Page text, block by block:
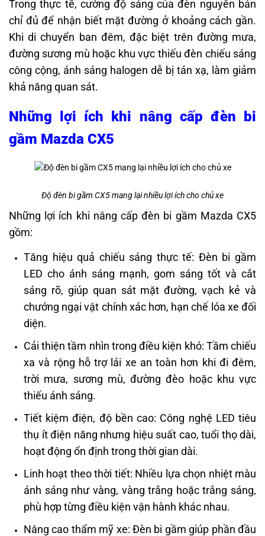
Trong thực tế, cường độ sáng của đèn nguyên bản
chỉ đủ để nhận biết mặt đường ở khoảng cách gần.
Khi di chuyển ban đêm, đặc biệt trên đường mưa,
đường sương mù hoặc khu vực thiếu đèn chiếu sáng
công cộng, ánh sáng halogen dễ bị tán xạ, làm giảm
khả năng quan sát.
Những lợi ích khi nâng cấp đèn bi
gầm Mazda CX5
Độ đèn bi gầm CX5 mang lại nhiều lợi ích cho chủ xe
Những lợi ích khi nâng cấp đèn bi gầm Mazda CX5
gồm:
Tăng hiệu quả chiếu sáng thực tế: Đèn bi gầm
LED cho ánh sáng mạnh, gom sáng tốt và cắt
sáng rõ, giúp quan sát mặt đường, vạch kẻ và
chướng ngại vật chính xác hơn, hạn chế lóa xe đối
diện.
Cải thiện tầm nhìn trong điều kiện khó: Tầm chiếu
xa và rộng hỗ trợ lái xe an toàn hơn khi đi đêm,
trời mưa, sương mù, đường đèo hoặc khu vực
thiếu ánh sáng.
Tiết kiệm điện, độ bền cao: Công nghệ LED tiêu
thụ ít điện năng nhưng hiệu suất cao, tuổi thọ dài,
hoạt động ổn định trong thời gian dài.
Linh hoạt theo thời tiết: Nhiều lựa chọn nhiệt màu
ánh sáng như vàng, vàng trắng hoặc trắng sáng,
phù hợp từng điều kiện vận hành khác nhau.
Nâng cao thẩm mỹ xe: Đèn bi gầm giúp phần đầu